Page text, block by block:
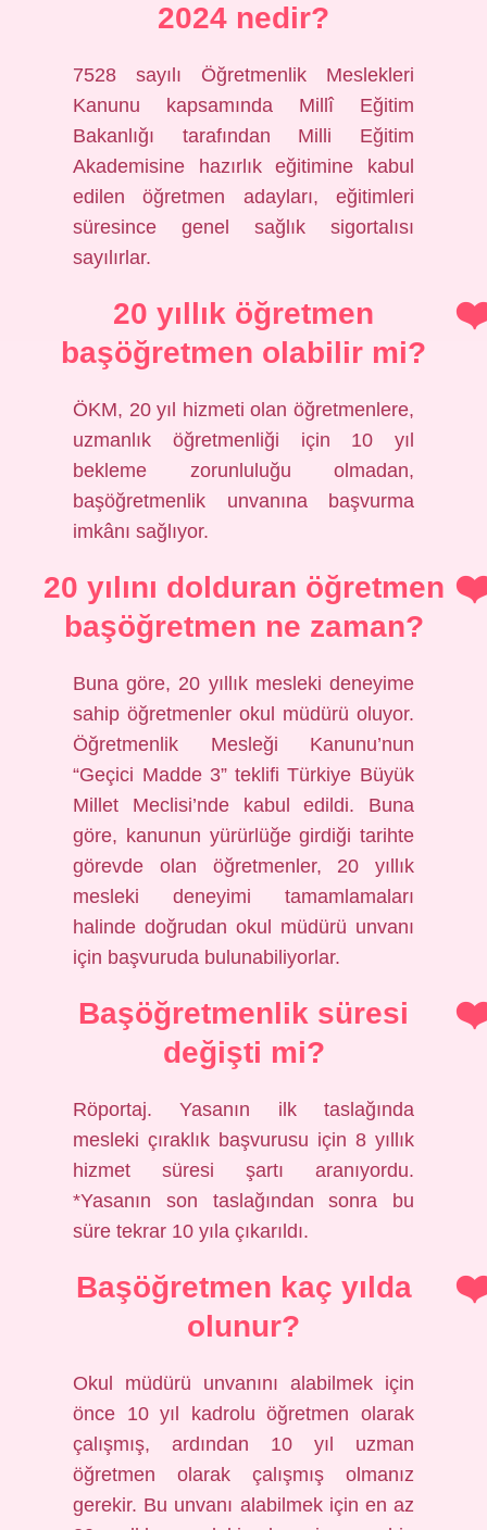
2024 nedir?
7528 sayılı Öğretmenlik Meslekleri
Kanunu kapsamında Millî Eğitim
Bakanlığı tarafından Milli Eğitim
Akademisine hazırlık eğitimine kabul
edilen öğretmen adayları, eğitimleri
süresince genel sağlık sigortalısı
sayılırlar.
20 yıllık öğretmen
başöğretmen olabilir mi?
ÖKM, 20 yıl hizmeti olan öğretmenlere,
uzmanlık öğretmenliği için 10 yıl
bekleme zorunluluğu olmadan,
başöğretmenlik unvanına başvurma
imkânı sağlıyor.
20 yılını dolduran öğretmen
başöğretmen ne zaman?
Buna göre, 20 yıllık mesleki deneyime
sahip öğretmenler okul müdürü oluyor.
Öğretmenlik Mesleği Kanunu’nun
“Geçici Madde 3” teklifi Türkiye Büyük
Millet Meclisi’nde kabul edildi. Buna
göre, kanunun yürürlüğe girdiği tarihte
görevde olan öğretmenler, 20 yıllık
mesleki deneyimi tamamlamaları
halinde doğrudan okul müdürü unvanı
için başvuruda bulunabiliyorlar.
Başöğretmenlik süresi
değişti mi?
Röportaj. Yasanın ilk taslağında
mesleki çıraklık başvurusu için 8 yıllık
hizmet süresi şartı aranıyordu.
*Yasanın son taslağından sonra bu
süre tekrar 10 yıla çıkarıldı.
Başöğretmen kaç yılda
olunur?
Okul müdürü unvanını alabilmek için
önce 10 yıl kadrolu öğretmen olarak
çalışmış, ardından 10 yıl uzman
öğretmen olarak çalışmış olmanız
gerekir. Bu unvanı alabilmek için en az